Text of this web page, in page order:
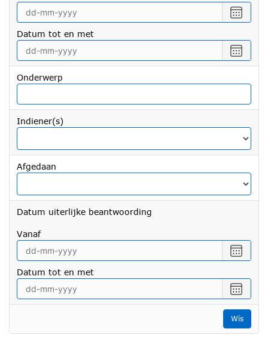
een
vanaf
Datum tot en met
een
tot
met
Onderwerp
Indiener(s)
Afgedaan
Datum uiterlijke beantwoording
vanaf
een
vanaf
Datum tot en met
een
datum
tot
en
Wis